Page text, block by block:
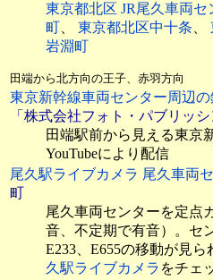
東京都北区 JR尾久車両セ
町、 東京都北区中十条、
岩淵町
田端から北方向の王子、赤羽方向
東京新幹線車両センター周辺
「株式会社フォト・パブリッシ
田端駅前から見える東京
YouTubeにより配信
尾久駅ライブカメラ 尾久車両
町
尾久車両センターを定点
音、不定期で有音）。セ
E233、E655の移動が見ら
久駅ライブカメラ をチェ